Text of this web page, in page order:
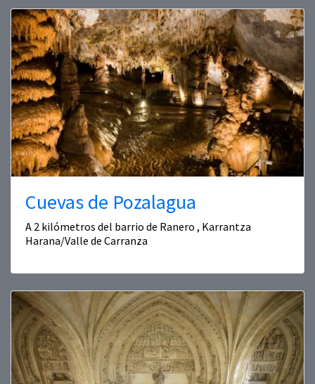
Cuevas de Pozalagua
A 2 kilómetros del barrio de Ranero , Karrantza
Harana/Valle de Carranza